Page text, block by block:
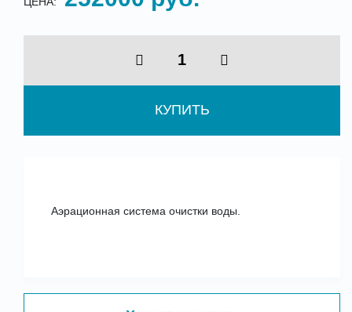
КУПИТЬ
Аэрационная система очистки воды.